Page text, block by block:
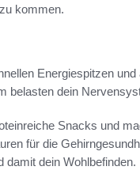
kommen.
Energiespitzen
belasten dein
Snacks und
für die
dein Wohlbefinden.